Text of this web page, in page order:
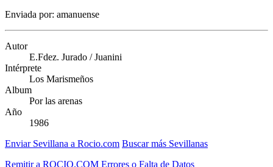
Enviada por: amanuense
Autor
E.Fdez. Jurado / Juanini
Intérprete
Los Marismeños
Album
Por las arenas
Año
1986
Enviar Sevillana a Rocio.com Buscar más Sevillanas
Remitir a ROCIO.COM Errores o Falta de Datos